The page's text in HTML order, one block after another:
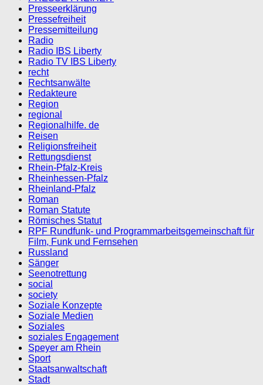
Presseerklärung
Pressefreiheit
Pressemitteilung
Radio
Radio IBS Liberty
Radio TV IBS Liberty
recht
Rechtsanwälte
Redakteure
Region
regional
Regionalhilfe. de
Reisen
Religionsfreiheit
Rettungsdienst
Rhein-Pfalz-Kreis
Rheinhessen-Pfalz
Rheinland-Pfalz
Roman
Roman Statute
Römisches Statut
RPF Rundfunk- und Programmarbeitsgemeinschaft für
Film, Funk und Fernsehen
Russland
Sänger
Seenotrettung
social
society
Soziale Konzepte
Soziale Medien
Soziales
soziales Engagement
Speyer am Rhein
Sport
Staatsanwaltschaft
Stadt